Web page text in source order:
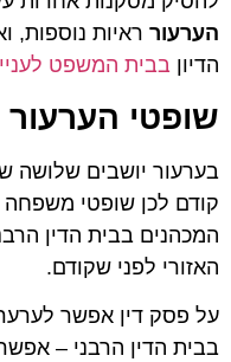
הערעור ראיות נוספות,
הדיון בבית המשפט
שופטי הערעור
בערעור יושבים שלושה
קודם לכן שופטי משפחה
המכהנים בבית הדין
האזורי לפני שקודם.
על פסק דין אפשר
בבית הדין הרבני –